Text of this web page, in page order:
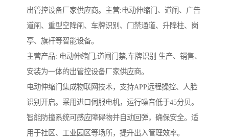
出管控设备厂家供应商。主营:电动伸缩门、道闸、广告
道闸、重型空降闸、车牌识别、门禁通道、升降柱、岗
亭、旗杆等智能设备。
主营产品: 电动伸缩门,道闸门禁,车牌识别 生产、销售、
安装为一体的出管控设备厂家供应商。
电动伸缩门集成物联网技术，支持APP远程操控、人脸
识别开启。采用进口伺服电机，运行噪音低于45分贝。
智能防撞系统可感应障碍物并自动回弹，确保安全。适
用于社区、工业园区等场所，提升出入管理效率。